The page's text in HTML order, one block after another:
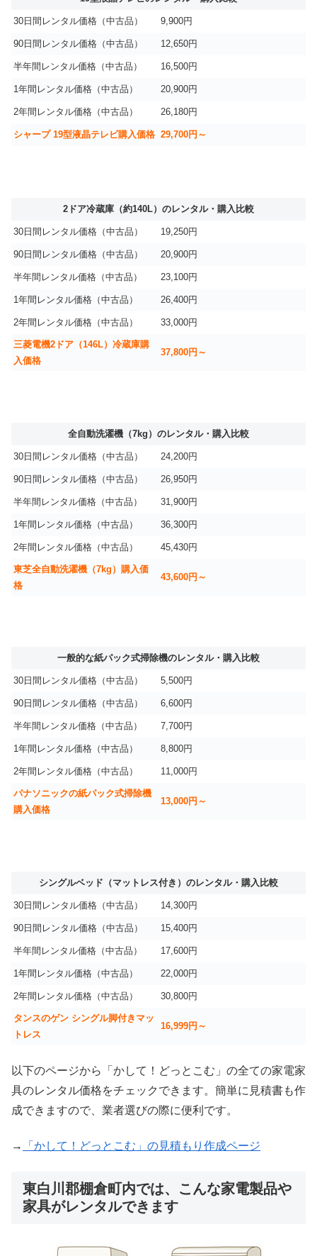
30日間レンタル価格（中古品） 9,900円
90日間レンタル価格（中古品） 12,650円
半年間レンタル価格（中古品） 16,500円
1年間レンタル価格（中古品） 20,900円
2年間レンタル価格（中古品） 26,180円
シャープ 19型液晶テレビ購入価格 29,700円～
2ドア冷蔵庫（約140L）のレンタル・購入比較
30日間レンタル価格（中古品） 19,250円
90日間レンタル価格（中古品） 20,900円
半年間レンタル価格（中古品） 23,100円
1年間レンタル価格（中古品） 26,400円
2年間レンタル価格（中古品） 33,000円
三菱電機2ドア（146L）冷蔵庫購
入価格
37,800円～
全自動洗濯機（7kg）のレンタル・購入比較
30日間レンタル価格（中古品） 24,200円
90日間レンタル価格（中古品） 26,950円
半年間レンタル価格（中古品） 31,900円
1年間レンタル価格（中古品） 36,300円
2年間レンタル価格（中古品） 45,430円
東芝全自動洗濯機（7kg）購入価
格
43,600円～
一般的な紙パック式掃除機のレンタル・購入比較
30日間レンタル価格（中古品） 5,500円
90日間レンタル価格（中古品） 6,600円
半年間レンタル価格（中古品） 7,700円
1年間レンタル価格（中古品） 8,800円
2年間レンタル価格（中古品） 11,000円
パナソニックの紙パック式掃除機
購入価格
13,000円～
シングルベッド（マットレス付き）のレンタル・購入比較
30日間レンタル価格（中古品） 14,300円
90日間レンタル価格（中古品） 15,400円
半年間レンタル価格（中古品） 17,600円
1年間レンタル価格（中古品） 22,000円
2年間レンタル価格（中古品） 30,800円
タンスのゲン シングル脚付きマッ
トレス
16,999円～
以下のページから「かして！どっとこむ」の全ての家電家
具のレンタル価格をチェックできます。簡単に見積書も作
成できますので、業者選びの際に便利です。
→ 「かして！どっとこむ」の見積もり作成ページ
東白川郡棚倉町内では、こんな家電製品や
家具がレンタルできます